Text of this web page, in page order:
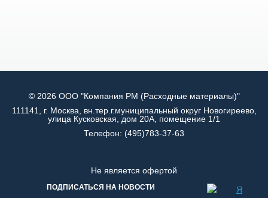
© 2026 ООО "Компания РМ (Расходные материалы)"
111141, г. Москва, вн.тер.г.муниципальный округ Новогиреево,
улица Кусковская, дом 20А, помещение 1/1
Телефон: (495)783-37-63
Не является офертой
ПОДПИСАТЬСЯ НА НОВОСТИ